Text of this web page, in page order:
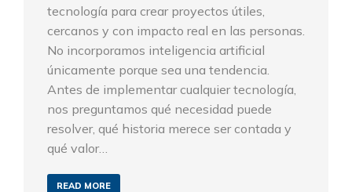
tecnología para crear proyectos útiles,
cercanos y con impacto real en las personas.
No incorporamos inteligencia artificial
únicamente porque sea una tendencia.
Antes de implementar cualquier tecnología,
nos preguntamos qué necesidad puede
resolver, qué historia merece ser contada y
qué valor…
READ MORE